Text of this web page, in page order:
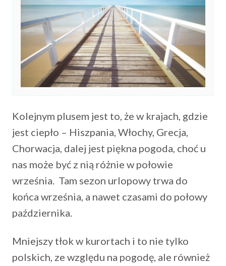
Kolejnym plusem jest to, że w krajach, gdzie
jest ciepło – Hiszpania, Włochy, Grecja,
Chorwacja, dalej jest piękna pogoda, choć u
nas może być z nią różnie w połowie
września. Tam sezon urlopowy trwa do
końca września, a nawet czasami do połowy
października.
Mniejszy tłok w kurortach i to nie tylko
polskich, ze względu na pogodę, ale również